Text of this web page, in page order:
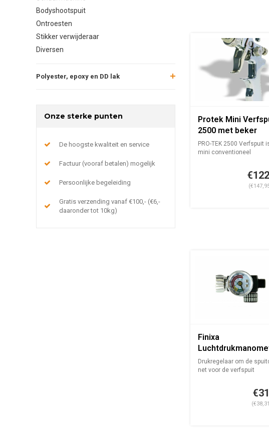
Bodyshootspuit
Ontroesten
Stikker verwijderaar
Diversen
Polyester, epoxy en DD lak
Onze sterke punten
De hoogste kwaliteit en service
Factuur (vooraf betalen) mogelijk
Persoonlijke begeleiding
Gratis verzending vanaf €100,- (€6,-
daaronder tot 10kg)
Protek Mini
2500 met beker
PRO-TEK 2500 Verfspuit
mini conventioneel
Finixa
voor onder
Drukregelaar om de
net voor de verfspuit